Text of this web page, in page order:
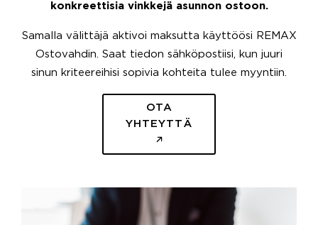
konkreettisia vinkkejä asunnon ostoon.
Samalla välittäjä aktivoi maksutta käyttöösi REMAX
Ostovahdin. Saat tiedon sähköpostiisi, kun juuri
sinun kriteereihisi sopivia kohteita tulee myyntiin.
OTA
YHTEYTTÄ